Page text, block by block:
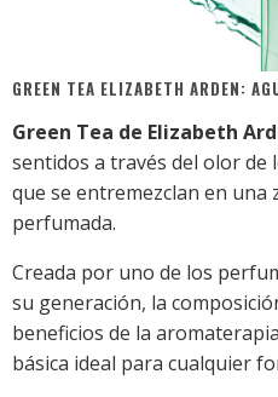
GREEN TEA ELIZABETH ARDEN:
Green Tea de Elizabeth
sentidos a través del olor de
que se entremezclan en una
perfumada.
Creada por uno de los
su generación, la
beneficios de la
básica ideal para cualquier